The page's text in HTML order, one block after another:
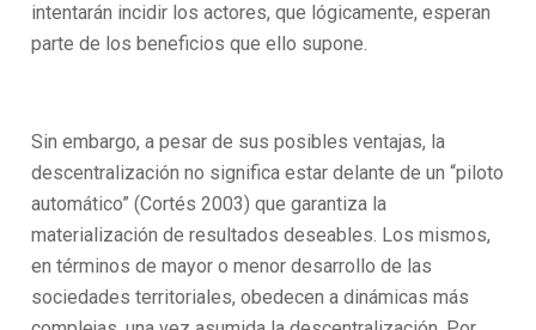
intentarán incidir los actores, que lógicamente, esperan
parte de los beneficios que ello supone.
Sin embargo, a pesar de sus posibles ventajas, la
descentralización no significa estar delante de un “piloto
automático” (Cortés 2003) que garantiza la
materialización de resultados deseables. Los mismos,
en términos de mayor o menor desarrollo de las
sociedades territoriales, obedecen a dinámicas más